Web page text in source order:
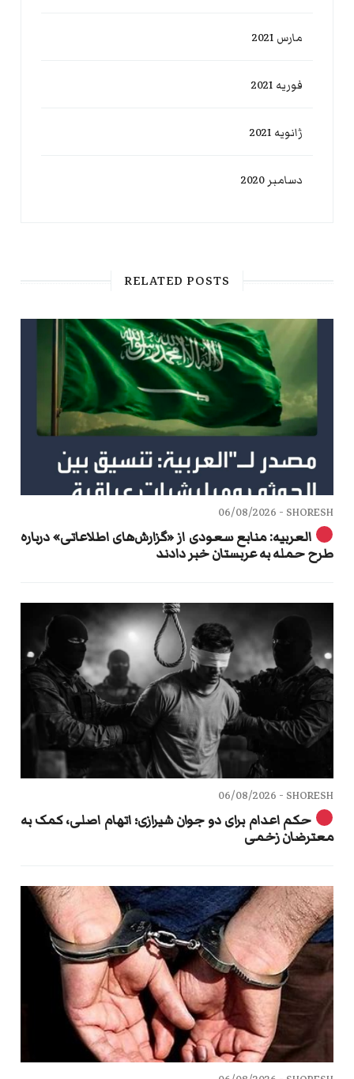
مارس 2021
فوریه 2021
ژانویه 2021
دسامبر 2020
RELATED POSTS
SHORESH -
06/08/2026
العربیه: منابع سعودی از «گزارش‌های اطلاعاتی» درباره
طرح حمله به عربستان خبر دادند
SHORESH -
06/08/2026
حکم اعدام برای دو جوان شیرازی؛ اتهام اصلی، کمک به
معترضان زخمی